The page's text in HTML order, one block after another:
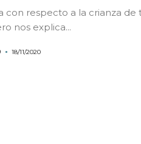
con respecto a la crianza
nos explica...
18/11/2020